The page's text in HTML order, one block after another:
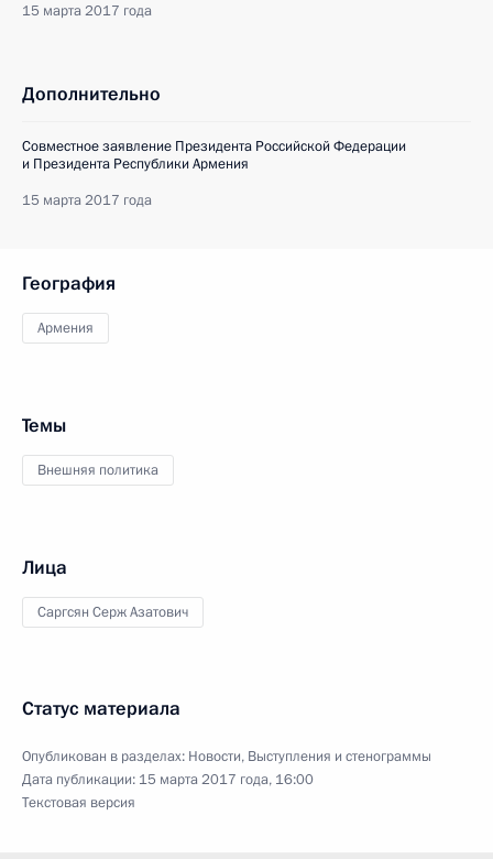
15 марта 2017 года
Дополнительно
Совместное заявление Президента Российской Федерации
и Президента Республики Армения
15 марта 2017 года
География
Армения
Темы
Внешняя политика
Лица
Саргсян Серж Азатович
Статус материала
Опубликован в разделах: Новости, Выступления и стенограммы
Дата публикации: 15 марта 2017 года, 16:00
Текстовая версия